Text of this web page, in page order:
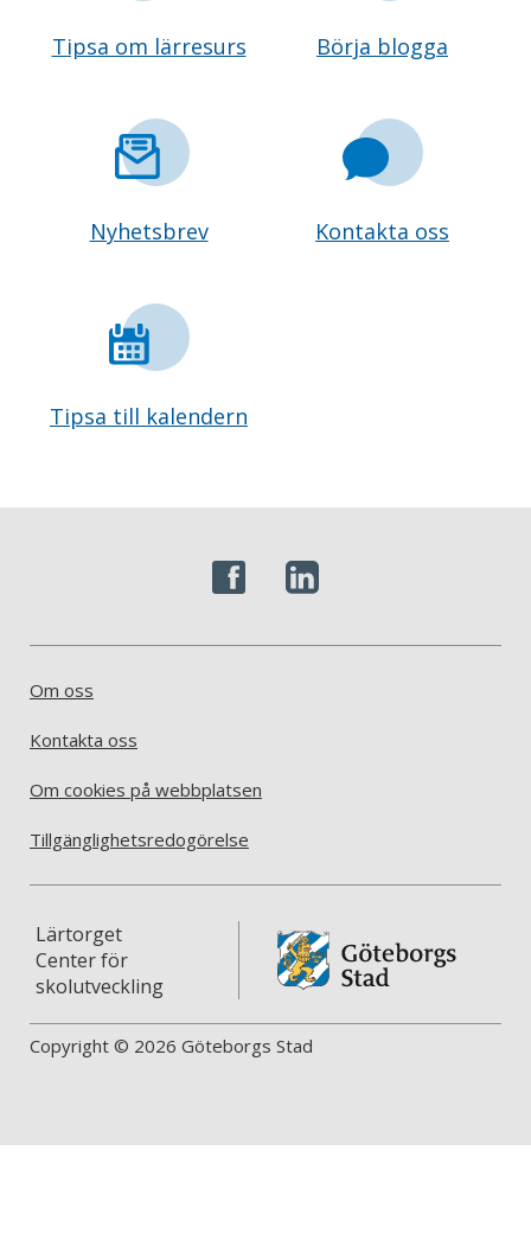
Tipsa om lärresurs Börja blogga
Nyhetsbrev Kontakta oss
Tipsa till kalendern
Om oss
Kontakta oss
Om cookies på webbplatsen
Tillgänglighetsredogörelse
Lärtorget
Center för
skolutveckling
Copyright © 2026 Göteborgs Stad